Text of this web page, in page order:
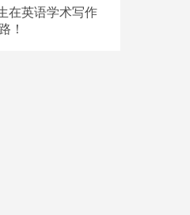
在英语学术写作
！